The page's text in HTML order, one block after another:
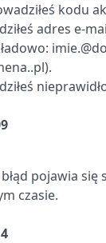
kodu
adres e-
pojawia
czasie.